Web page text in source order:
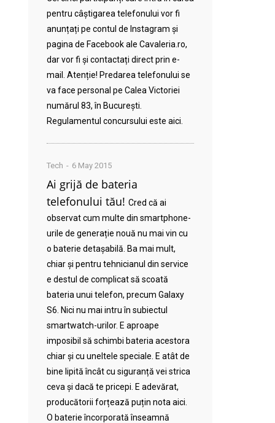
pentru câștigarea telefonului vor fi
anunțați pe contul de Instagram și
pagina de Facebook ale Cavaleria.ro,
dar vor fi și contactați direct prin e-
mail. Atenție! Predarea telefonului se
va face personal pe Calea Victoriei
numărul 83, în București.
Regulamentul concursului este aici.
Tech 6 May 2015
Ai grijă de bateria
telefonului tău! Cred că ai
observat cum multe din smartphone-
urile de generație nouă nu mai vin cu
o baterie detașabilă. Ba mai mult,
chiar și pentru tehnicianul din service
e destul de complicat să scoată
bateria unui telefon, precum Galaxy
S6. Nici nu mai intru în subiectul
smartwatch-urilor. E aproape
imposibil să schimbi bateria acestora
chiar și cu uneltele speciale. E atât de
bine lipită încât cu siguranță vei strica
ceva și dacă te pricepi. E adevărat,
producătorii forțează puțin nota aici.
O baterie încorporată înseamnă